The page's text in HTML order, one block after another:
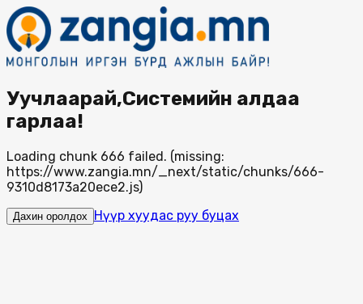
Уучлаарай,Системийн алдаа
гарлаа!
Loading chunk 666 failed. (missing:
https://www.zangia.mn/_next/static/chunks/666-
9310d8173a20ece2.js)
Дахин оролдох Нүүр хуудас руу буцах